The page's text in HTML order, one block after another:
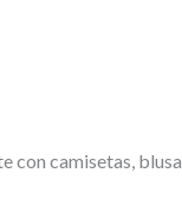
camisetas,